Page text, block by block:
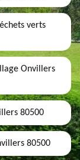
verts
Onvillers
80500
80500